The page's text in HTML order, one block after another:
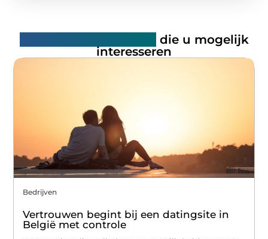
die u mogelijk
interesseren
Bedrijven
Vertrouwen begint bij een datingsite in
België met controle